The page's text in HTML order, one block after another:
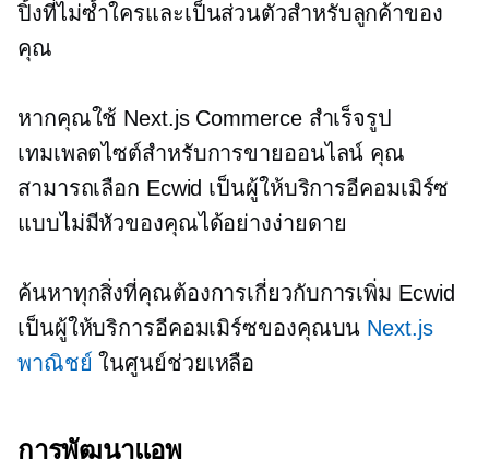
ปิ้งที่ไม่ซ้ำใครและเป็นส่วนตัวสำหรับลูกค้าของ
คุณ
หากคุณใช้ Next.js Commerce สำเร็จรูป
เทมเพลตไซต์สำหรับการขายออนไลน์ คุณ
สามารถเลือก Ecwid เป็นผู้ให้บริการอีคอมเมิร์ซ
แบบไม่มีหัวของคุณได้อย่างง่ายดาย
ค้นหาทุกสิ่งที่คุณต้องการเกี่ยวกับการเพิ่ม Ecwid
เป็นผู้ให้บริการอีคอมเมิร์ซของคุณบน Next.js
พาณิชย์ ในศูนย์ช่วยเหลือ
การพัฒนาแอพ